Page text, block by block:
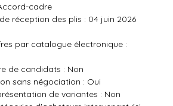
cadre
réception des plis : 04 juin 2026
par catalogue électronique :
de candidats : Non
sans négociation : Oui
de variantes : Non